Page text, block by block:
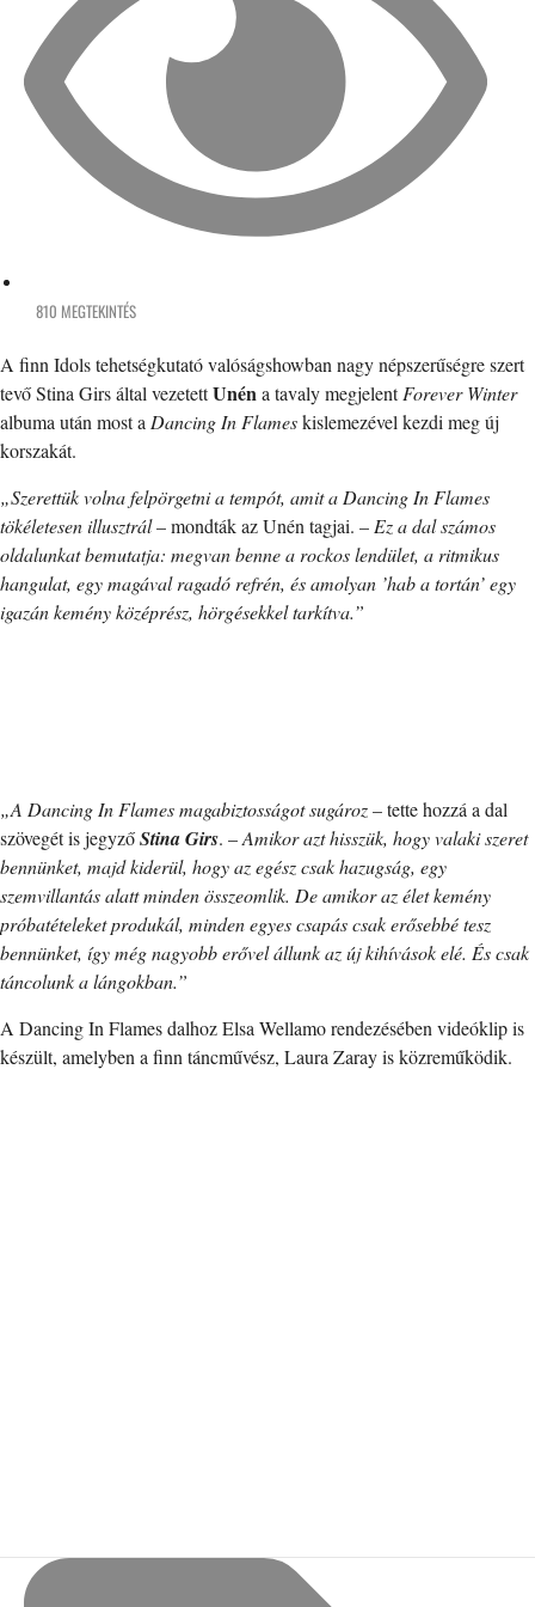
810 MEGTEKINTÉS
A finn Idols tehetségkutató valóságshowban nagy népszerűségre szert
tevő Stina Girs által vezetettUnéna tavaly megjelentForever Winter
albuma után most a Dancing In Flameskislemezével kezdi meg új
korszakát.
„Szerettük volna felpörgetni a tempót, amit a Dancing In Flames
tökéletesen illusztrál– mondták az Unén tagjai. – Ez a dal számos
oldalunkat bemutatja: megvan benne a rockos lendület, a ritmikus
hangulat, egy magával ragadó refrén, és amolyan ’hab a tortán’ egy
igazán kemény középrész, hörgésekkel tarkítva.”
„A Dancing In Flames magabiztosságot sugároz– tette hozzá a dal
szövegét is jegyzőStina Girs. –Amikor azt hisszük, hogy valaki szeret
bennünket, majd kiderül, hogy az egész csak hazugság, egy
szemvillantás alatt minden összeomlik. De amikor az élet kemény
próbatételeket produkál, minden egyes csapás csak erősebbé tesz
bennünket, így még nagyobb erővel állunk az új kihívások elé. És csak
táncolunk a lángokban.”
A Dancing In Flames dalhoz Elsa Wellamo rendezésében videóklip is
készült, amelyben a finn táncművész, Laura Zaray is közreműködik.